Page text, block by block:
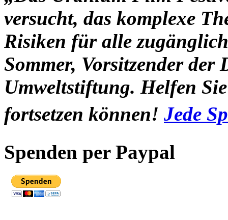
versucht, das komplexe
Risiken für alle
Sommer, Vorsitzender der
Umweltstiftung. Helfen
fortsetzen können! Jede
Spenden per Paypal